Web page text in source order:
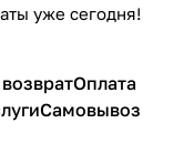
уже сегодня!
Оплата
Самовывоз